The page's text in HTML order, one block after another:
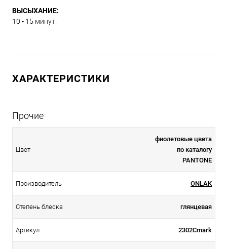
ВЫСЫХАНИЕ:
10 - 15 минут.
ХАРАКТЕРИСТИКИ
Прочие
Цвет
фиолетовые цвета
по каталогу
PANTONE
Производитель ONLAK
Степень блеска глянцевая
Артикул 2302Cmark